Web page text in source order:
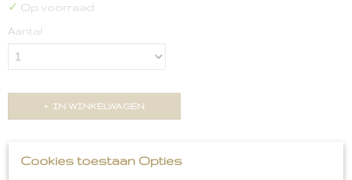
✓ Op voorraad
Aantal
IN WINKELWAGEN
Omschrijving
Cookies toestaan Opties